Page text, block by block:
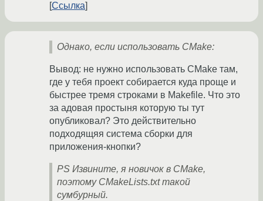
Ссылка
Однако, если использовать CMake:
Вывод: не нужно использовать CMake там,
где у тебя проект собирается куда проще и
быстрее тремя строками в Makefile. Что это
за адовая простыня которую ты тут
опубликовал? Это действительно
подходящяя система сборки для
приложения-кнопки?
PS Извините, я новичок в CMake,
поэтому CMakeLists.txt такой
сумбурный.